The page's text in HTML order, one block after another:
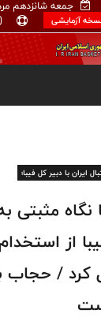
جمعه شانزدهم
آزمایشی
ایران با دبیر کل فیبا؛
مثبتی
از
کرد / حجاب